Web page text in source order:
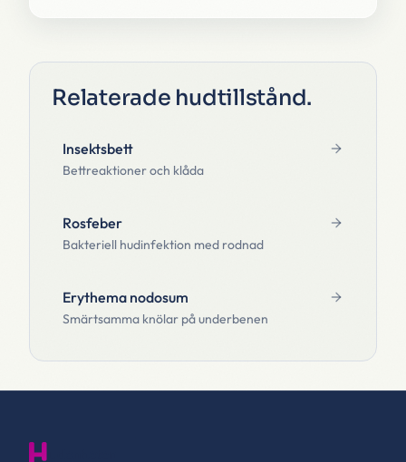
Relaterade hudtillstånd.
Insektsbett
Bettreaktioner och klåda
Rosfeber
Bakteriell hudinfektion med rodnad
Erythema nodosum
Smärtsamma knölar på underbenen